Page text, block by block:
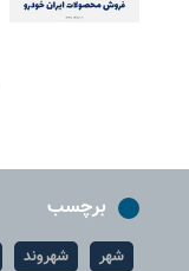
برچسب
شهر شهروند